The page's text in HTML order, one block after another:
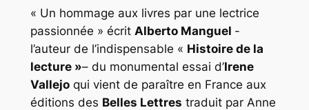
« Un hommage aux livres par une lectrice
passionnée » écrit Alberto Manguel -
l’auteur de l’indispensable « Histoire de la
lecture »– du monumental essai d’Irene
Vallejoqui vient de paraître en France aux
éditions des Belles Lettres traduit par Anne